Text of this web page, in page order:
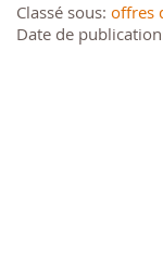
Classé sous: offres
Date de